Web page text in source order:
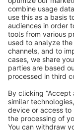
Over Shopware
Product